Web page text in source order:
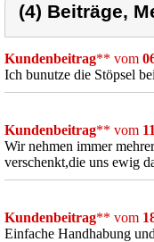
(4) Beiträge,
Kundenbeitrag** vom
Ich bunutze die Stöpsel
Kundenbeitrag** vom
Wir nehmen immer
verschenkt,die uns ewig
Kundenbeitrag** vom
Einfache Handhabung